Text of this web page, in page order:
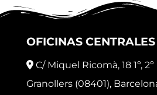
OFICINAS CENTRALES
C/ Miquel Ricomà, 18 1º, 2º
Granollers (08401),